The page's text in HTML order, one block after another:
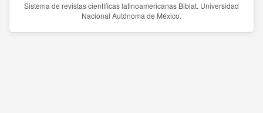
Sistema de revistas científicas latinoamericanas Biblat. Universidad
Nacional Autónoma de México.